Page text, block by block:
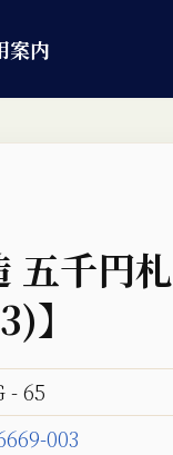
案内
五千円札
】
- 65
003